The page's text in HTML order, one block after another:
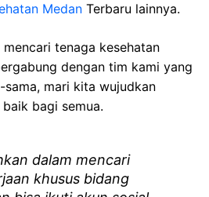
Medan Terbaru lainnya.
tenaga kesehatan
dengan tim kami yang
sama, mari kita wujudkan
bagi semua.
dalam mencari
khusus bidang